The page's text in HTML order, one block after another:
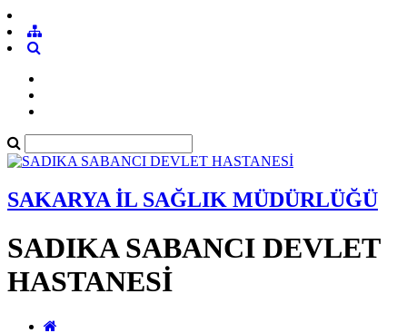
SAKARYA İL SAĞLIK MÜDÜRLÜĞÜ
SADIKA SABANCI DEVLET
HASTANESİ